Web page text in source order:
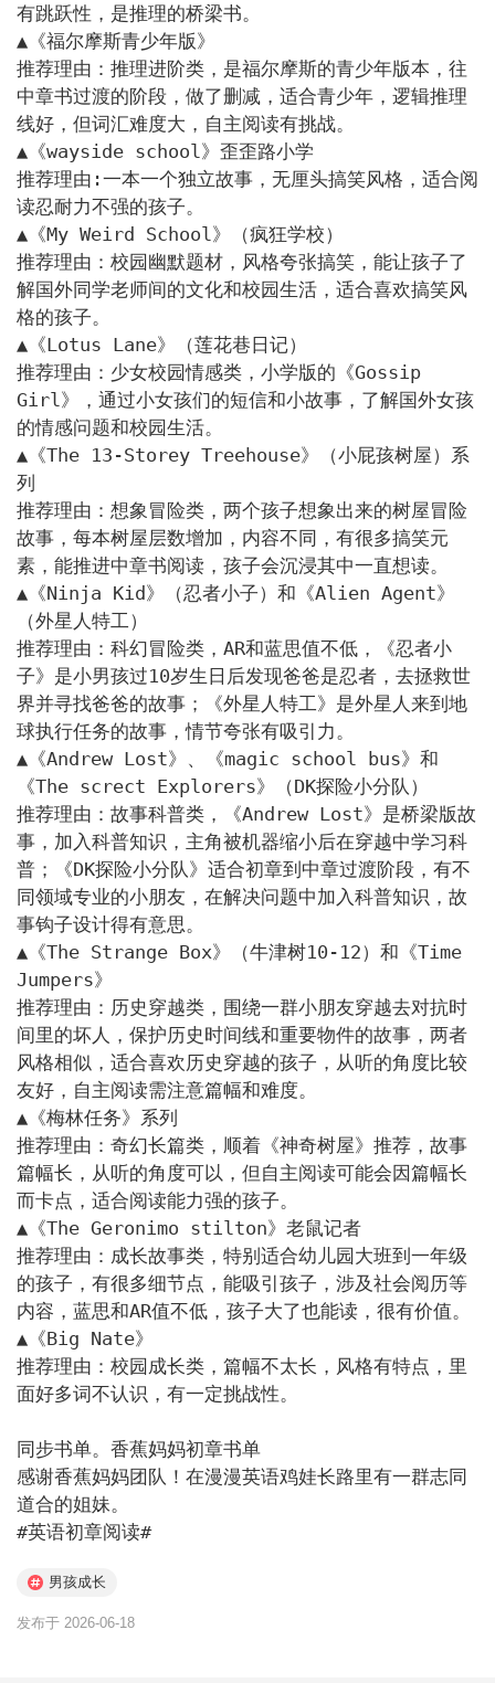
有跳跃性，是推理的桥梁书。
▲《福尔摩斯青少年版》
推荐理由：推理进阶类，是福尔摩斯的青少年版本，往
中章书过渡的阶段，做了删减，适合青少年，逻辑推理
线好，但词汇难度大，自主阅读有挑战。
▲《wayside school》歪歪路小学
推荐理由:一本一个独立故事，无厘头搞笑风格，适合阅
读忍耐力不强的孩子。
▲《My Weird School》（疯狂学校）
推荐理由：校园幽默题材，风格夸张搞笑，能让孩子了
解国外同学老师间的文化和校园生活，适合喜欢搞笑风
格的孩子。
▲《Lotus Lane》（莲花巷日记）
推荐理由：少女校园情感类，小学版的《Gossip
Girl》，通过小女孩们的短信和小故事，了解国外女孩
的情感问题和校园生活。
▲《The 13-Storey Treehouse》（小屁孩树屋）系
列
推荐理由：想象冒险类，两个孩子想象出来的树屋冒险
故事，每本树屋层数增加，内容不同，有很多搞笑元
素，能推进中章书阅读，孩子会沉浸其中一直想读。
▲《Ninja Kid》（忍者小子）和《Alien Agent》
（外星人特工）
推荐理由：科幻冒险类，AR和蓝思值不低，《忍者小
子》是小男孩过10岁生日后发现爸爸是忍者，去拯救世
界并寻找爸爸的故事；《外星人特工》是外星人来到地
球执行任务的故事，情节夸张有吸引力。
▲《Andrew Lost》、《magic school bus》和
《The screct Explorers》（DK探险小分队）
推荐理由：故事科普类，《Andrew Lost》是桥梁版故
事，加入科普知识，主角被机器缩小后在穿越中学习科
普；《DK探险小分队》适合初章到中章过渡阶段，有不
同领域专业的小朋友，在解决问题中加入科普知识，故
事钩子设计得有意思。
▲《The Strange Box》（牛津树10-12）和《Time
Jumpers》
推荐理由：历史穿越类，围绕一群小朋友穿越去对抗时
间里的坏人，保护历史时间线和重要物件的故事，两者
风格相似，适合喜欢历史穿越的孩子，从听的角度比较
友好，自主阅读需注意篇幅和难度。
▲《梅林任务》系列
推荐理由：奇幻长篇类，顺着《神奇树屋》推荐，故事
篇幅长，从听的角度可以，但自主阅读可能会因篇幅长
而卡点，适合阅读能力强的孩子。
▲《The Geronimo stilton》老鼠记者
推荐理由：成长故事类，特别适合幼儿园大班到一年级
的孩子，有很多细节点，能吸引孩子，涉及社会阅历等
内容，蓝思和AR值不低，孩子大了也能读，很有价值。
▲《Big Nate》
推荐理由：校园成长类，篇幅不太长，风格有特点，里
面好多词不认识，有一定挑战性。
同步书单。 香蕉妈妈初章书单
感谢香蕉妈妈团队！在漫漫英语鸡娃长路里有一群志同
道合的姐妹。
#英语初章阅读#
男孩成长
发布于 2026-06-18